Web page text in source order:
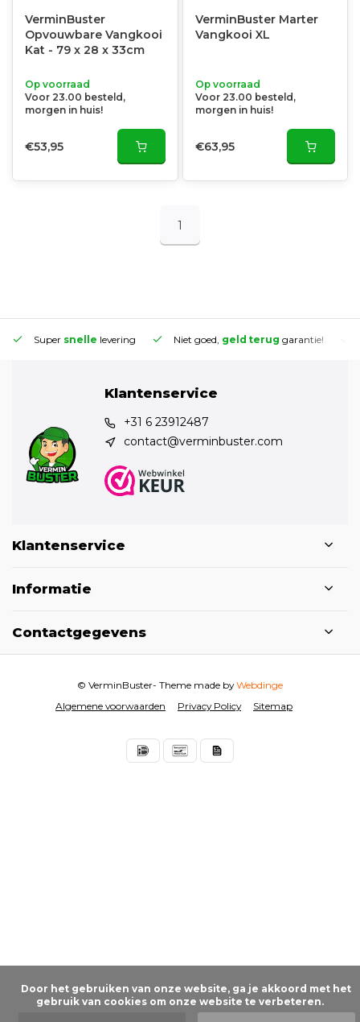
VerminBuster
Opvouwbare Vangkooi
Kat - 79 x 28 x 33cm
Op voorraad
Voor 23.00 besteld,
morgen in huis!
€53,95
VerminBuster Marter
Vangkooi XL
Op voorraad
Voor 23.00 besteld,
morgen in huis!
€63,95
1
Super snelle levering Niet goed, geld terug garantie!
Klantenservice
+31 6 23912487
contact@verminbuster.com
Klantenservice
Informatie
Contactgegevens
Algemene voorwaarden Privacy Policy Sitemap
© VerminBuster- Theme made byWebdinge
gebruik van cookies om onze website te verbeteren.